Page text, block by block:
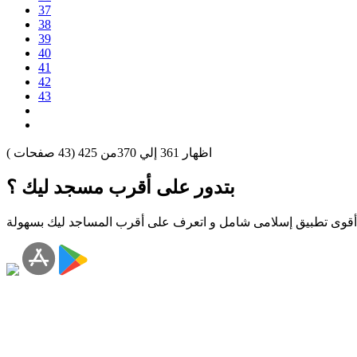
37
38
39
40
41
42
43
اظهار 361 إلي 370من 425
(
43 صفحات )
بتدور على أقرب مسجد ليك ؟
تطبيق إسلامى شامل و اتعرف على أقرب المساجد ليك بسهولة